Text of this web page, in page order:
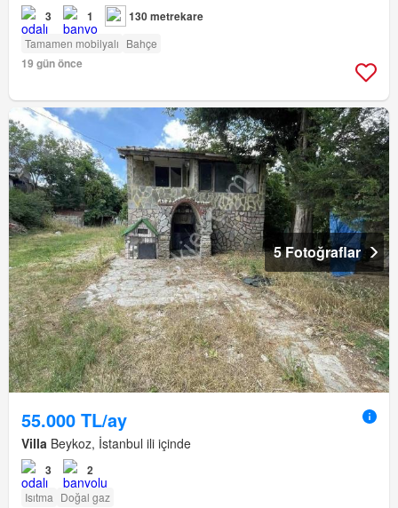
3 1 130 metrekare
Tamamen mobilyalı Bahçe
19 gün önce
5 Fotoğraflar
55.000 TL/ay
Villa Beykoz, İstanbul ili içinde
3 2
Isıtma Doğal gaz